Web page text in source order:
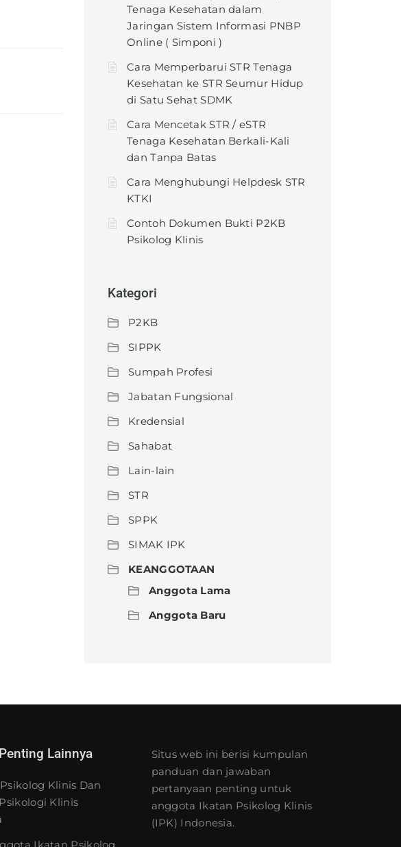
Tenaga Kesehatan dalam
Jaringan Sistem Informasi PNBP
Online ( Simponi )
Cara Memperbarui STR Tenaga
Kesehatan ke STR Seumur Hidup
di Satu Sehat SDMK
Cara Mencetak STR / eSTR
Tenaga Kesehatan Berkali-Kali
dan Tanpa Batas
Cara Menghubungi Helpdesk STR
KTKI
Contoh Dokumen Bukti P2KB
Psikolog Klinis
Kategori
P2KB
SIPPK
Sumpah Profesi
Jabatan Fungsional
Kredensial
Sahabat
Lain-lain
STR
SPPK
SIMAK IPK
KEANGGOTAAN
Anggota Lama
Anggota Baru
Lainnya
Klinis Dan
Klinis
Situs web ini berisi kumpulan
panduan dan jawaban
pertanyaan penting untuk
anggota Ikatan Psikolog Klinis
(IPK) Indonesia.